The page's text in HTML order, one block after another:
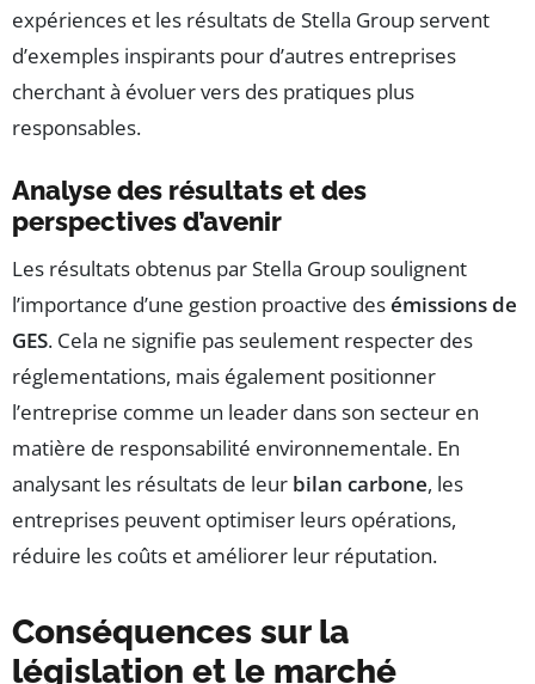
expériences et les résultats de Stella Group servent
d’exemples inspirants pour d’autres entreprises
cherchant à évoluer vers des pratiques plus
responsables.
Analyse des résultats et des
perspectives d’avenir
Les résultats obtenus par Stella Group soulignent
l’importance d’une gestion proactive desémissions de
GES. Cela ne signifie pas seulement respecter des
réglementations, mais également positionner
l’entreprise comme un leader dans son secteur en
matière de responsabilité environnementale. En
analysant les résultats de leur bilan carbone, les
entreprises peuvent optimiser leurs opérations,
réduire les coûts et améliorer leur réputation.
Conséquences sur la
législation et le marché